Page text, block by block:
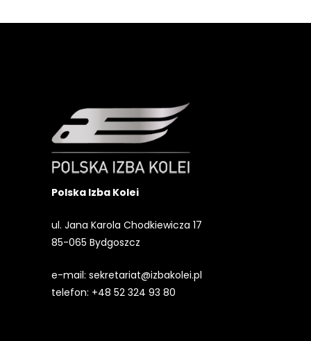
Polska Izba Kolei
ul. Jana Karola Chodkiewicza 17
85-065 Bydgoszcz
e-mail: sekretariat@izbakolei.pl
telefon: +48 52 324 93 80